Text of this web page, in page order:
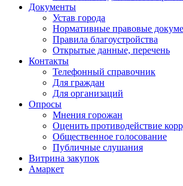
Документы
Устав города
Нормативные правовые
Правила благоустройства
Открытые данные, перечень
Контакты
Телефонный справочник
Для граждан
Для организаций
Опросы
Мнения горожан
Оценить противодействие
Общественное голосование
Публичные слушания
Витрина закупок
Амаркет